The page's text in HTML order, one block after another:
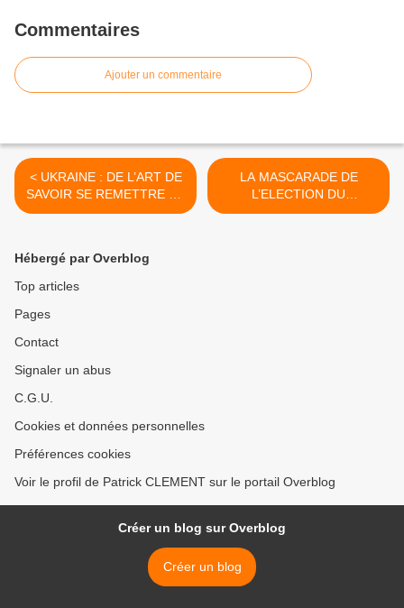
Commentaires
Ajouter un commentaire
< UKRAINE : DE L’ART DE
SAVOIR SE REMETTRE EN
QUESTION
LA MASCARADE DE
L’ELECTION DU
PRESIDENT DE LA
Hébergé par Overblog
Top articles
Pages
Contact
Signaler un abus
C.G.U.
Cookies et données personnelles
Préférences cookies
Voir le profil de Patrick CLEMENT sur le portail Overblog
Créer un blog sur Overblog
Créer un blog